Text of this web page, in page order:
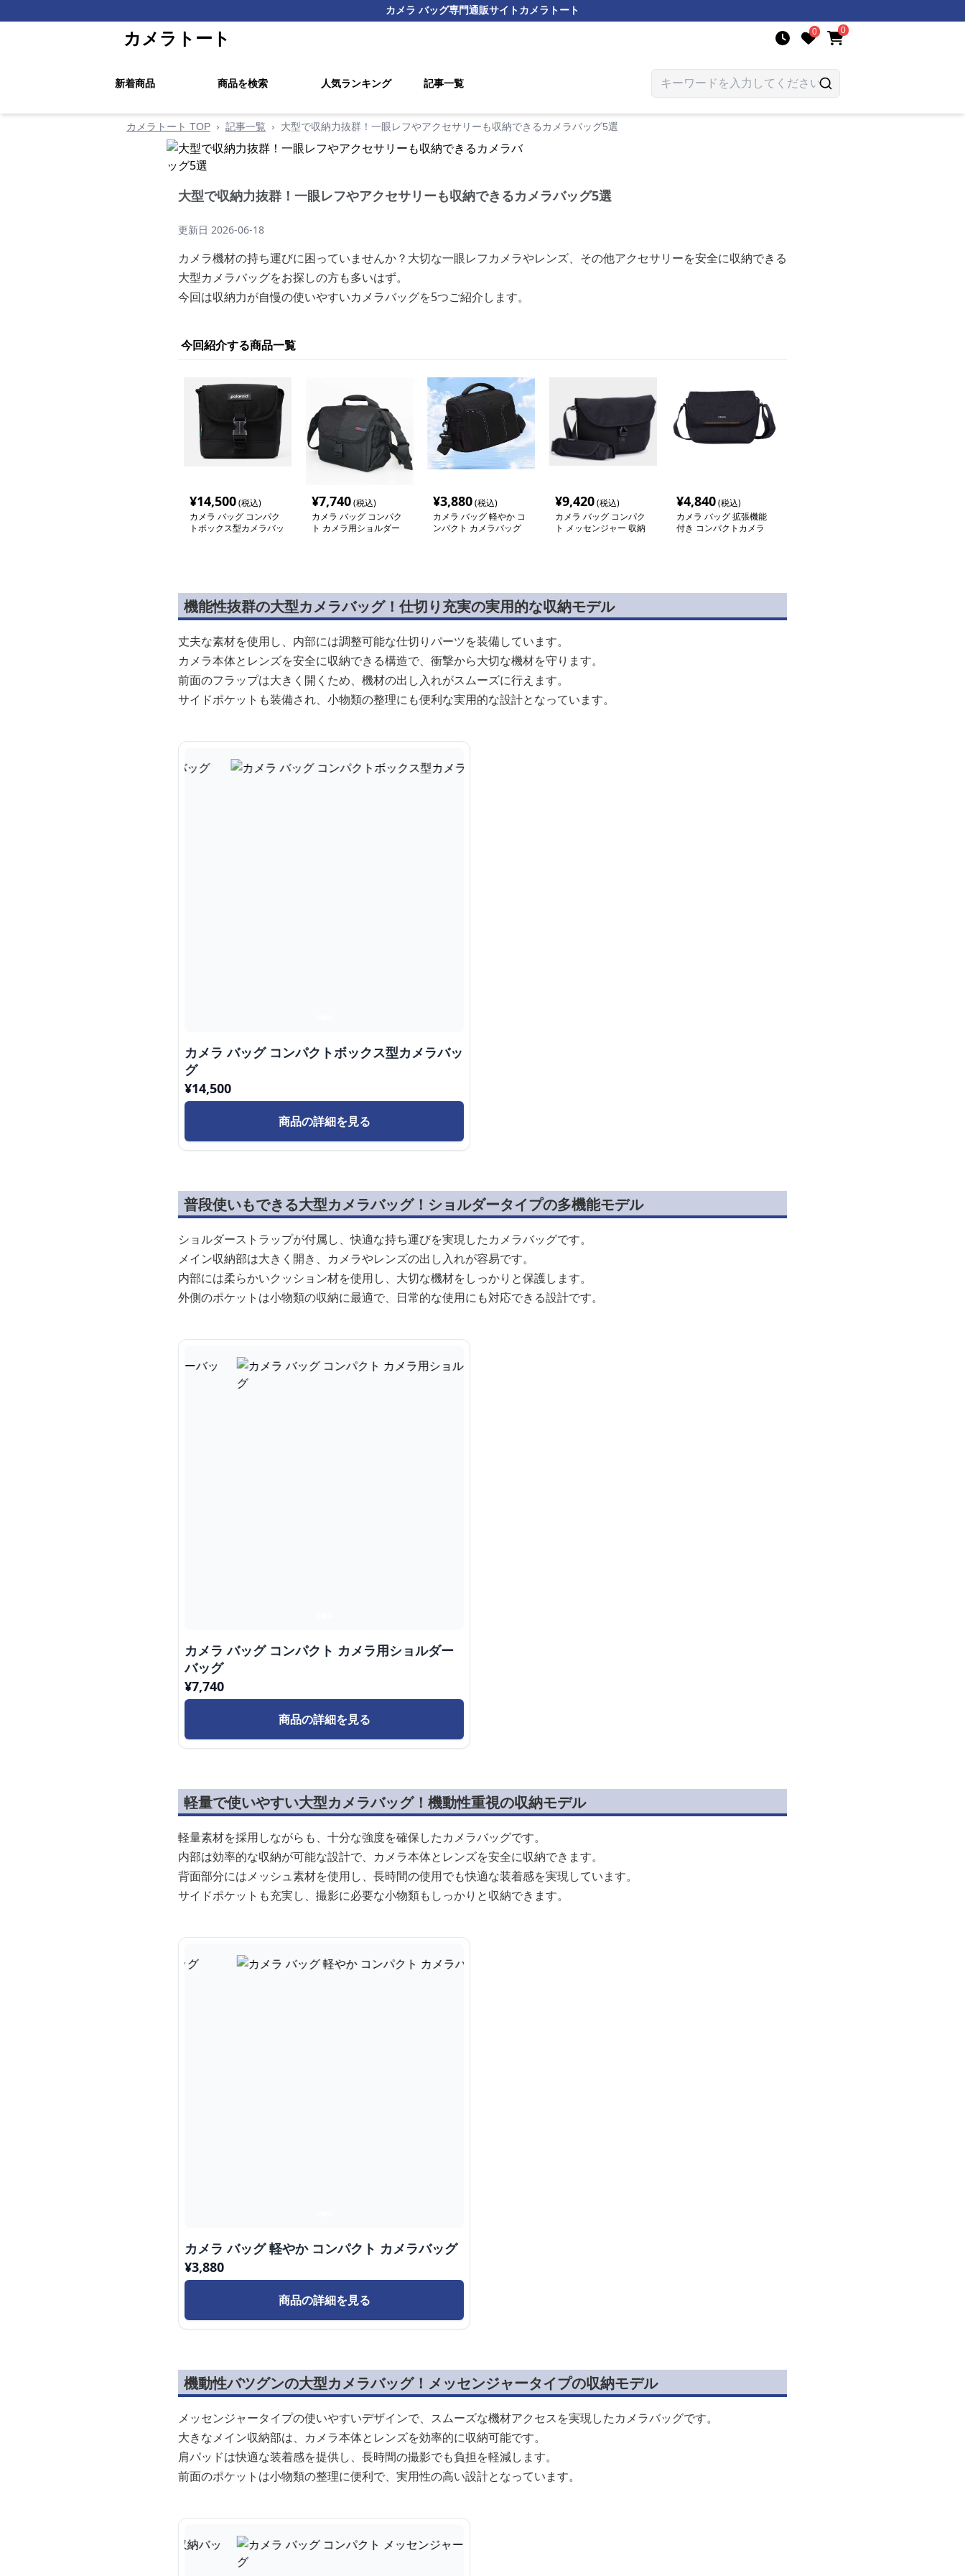
カメラ バッグ専門通販サイトカメラトート
カメラトート 0 0
新着商品 商品を検索 人気ランキング 記事一覧
カメラトート TOP › 記事一覧 › 大型で収納力抜群！一眼レフやアクセサリーも収納できるカメラバッグ5選
大型で収納力抜群！一眼レフやアクセサリーも収納できるカメラバッグ5選
更新日 2026-06-18
カメラ機材の持ち運びに困っていませんか？大切な一眼レフカメラやレンズ、その他アクセサリーを安全に収納できる
大型カメラバッグをお探しの方も多いはず。
今回は収納力が自慢の使いやすいカメラバッグを5つご紹介します。
今回紹介する商品一覧
¥14,500(税込)
カメラ バッグ コンパク
トボックス型カメラバッ
¥7,740(税込)
カメラ バッグ コンパク
ト カメラ用ショルダー
¥3,880(税込)
カメラ バッグ 軽やか コ
ンパクト カメラバッグ
¥9,420(税込)
カメラ バッグ コンパク
ト メッセンジャー 収納
¥4,840(税込)
カメラ バッグ 拡張機能
付き コンパクトカメラ
機能性抜群の大型カメラバッグ！仕切り充実の実用的な収納モデル
丈夫な素材を使用し、内部には調整可能な仕切りパーツを装備しています。
カメラ本体とレンズを安全に収納できる構造で、衝撃から大切な機材を守ります。
前面のフラップは大きく開くため、機材の出し入れがスムーズに行えます。
サイドポケットも装備され、小物類の整理にも便利な実用的な設計となっています。
カメラ バッグ コンパクトボックス型カメラバッ
グ
¥14,500
商品の詳細を見る
普段使いもできる大型カメラバッグ！ショルダータイプの多機能モデル
ショルダーストラップが付属し、快適な持ち運びを実現したカメラバッグです。
メイン収納部は大きく開き、カメラやレンズの出し入れが容易です。
内部には柔らかいクッション材を使用し、大切な機材をしっかりと保護します。
外側のポケットは小物類の収納に最適で、日常的な使用にも対応できる設計です。
カメラ バッグ コンパクト カメラ用ショルダー
バッグ
¥7,740
商品の詳細を見る
軽量で使いやすい大型カメラバッグ！機動性重視の収納モデル
軽量素材を採用しながらも、十分な強度を確保したカメラバッグです。
内部は効率的な収納が可能な設計で、カメラ本体とレンズを安全に収納できます。
背面部分にはメッシュ素材を使用し、長時間の使用でも快適な装着感を実現しています。
サイドポケットも充実し、撮影に必要な小物類もしっかりと収納できます。
カメラ バッグ 軽やか コンパクト カメラバッグ
¥3,880
商品の詳細を見る
機動性バツグンの大型カメラバッグ！メッセンジャータイプの収納モデル
メッセンジャータイプの使いやすいデザインで、スムーズな機材アクセスを実現したカメラバッグです。
大きなメイン収納部は、カメラ本体とレンズを効率的に収納可能です。
肩パッドは快適な装着感を提供し、長時間の撮影でも負担を軽減します。
前面のポケットは小物類の整理に便利で、実用性の高い設計となっています。